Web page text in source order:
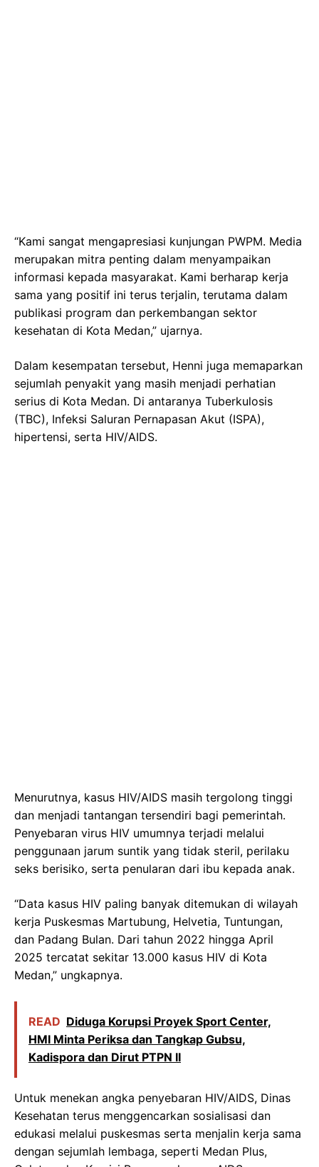
“Kami sangat mengapresiasi kunjungan PWPM. Media
merupakan mitra penting dalam menyampaikan
informasi kepada masyarakat. Kami berharap kerja
sama yang positif ini terus terjalin, terutama dalam
publikasi program dan perkembangan sektor
kesehatan di Kota Medan,” ujarnya.
Dalam kesempatan tersebut, Henni juga memaparkan
sejumlah penyakit yang masih menjadi perhatian
serius di Kota Medan. Di antaranya Tuberkulosis
(TBC), Infeksi Saluran Pernapasan Akut (ISPA),
hipertensi, serta HIV/AIDS.
Menurutnya, kasus HIV/AIDS masih tergolong tinggi
dan menjadi tantangan tersendiri bagi pemerintah.
Penyebaran virus HIV umumnya terjadi melalui
penggunaan jarum suntik yang tidak steril, perilaku
seks berisiko, serta penularan dari ibu kepada anak.
“Data kasus HIV paling banyak ditemukan di wilayah
kerja Puskesmas Martubung, Helvetia, Tuntungan,
dan Padang Bulan. Dari tahun 2022 hingga April
2025 tercatat sekitar 13.000 kasus HIV di Kota
Medan,” ungkapnya.
READ Diduga Korupsi Proyek Sport Center,
HMI Minta Periksa dan Tangkap Gubsu,
Kadispora dan Dirut PTPN II
Untuk menekan angka penyebaran HIV/AIDS, Dinas
Kesehatan terus menggencarkan sosialisasi dan
edukasi melalui puskesmas serta menjalin kerja sama
dengan sejumlah lembaga, seperti Medan Plus,